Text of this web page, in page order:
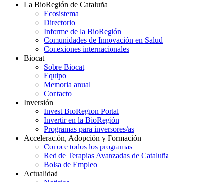
La BioRegión de Cataluña
Ecosistema
Directorio
Informe de la BioRegión
Comunidades de Innovación en Salud
Conexiones internacionales
Biocat
Sobre Biocat
Equipo
Memoria anual
Contacto
Inversión
Invest BioRegion Portal
Invertir en la BioRegión
Programas para inversores/as
Acceleración, Adopción y Formación
Conoce todos los programas
Red de Terapias Avanzadas de Cataluña
Bolsa de Empleo
Actualidad